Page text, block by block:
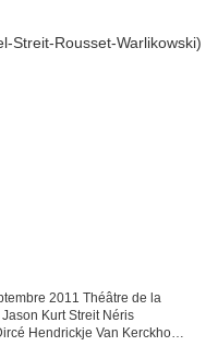
2011 Théâtre de la
Kurt Streit Néris
Hendrickje Van Kerckhove